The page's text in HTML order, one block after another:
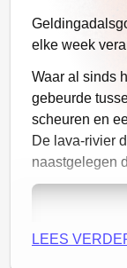
vulkaan zoal
gigantisch
een mooi
het pad
eerder nog
hele reeks.
Wat ook
is veranderd.
compacter.
elke week
Waar al sinds
gebeurde
scheuren en
De lava-rivier
naastgelegen
LEES